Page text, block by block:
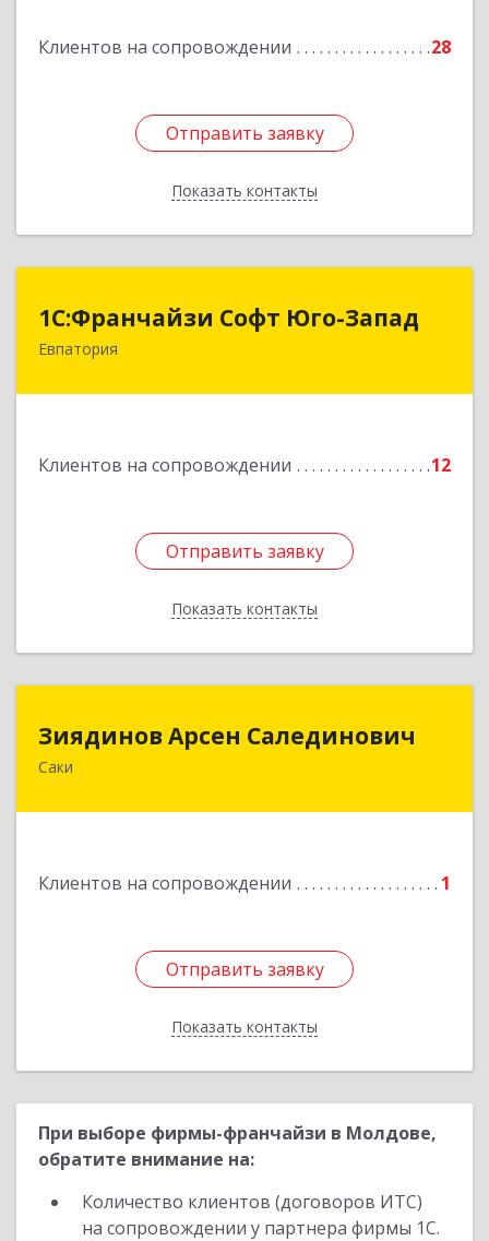
Клиентов на сопровождении 28
Отправить заявку
Показать контакты
Отправить заявку
Назад
1С:Франчайзи Софт Юго-Запад
Евпатория
Клиентов на сопровождении 12
Отправить заявку
Показать контакты
1С:Франчайзи Софт Юго-Запад
297407, Крым Респ, Евпатория г, Победы пр-кт,
Отправить заявку
Назад
Зиядинов Арсен Салединович
Саки
Клиентов на сопровождении 1
Отправить заявку
Показать контакты
Отправить заявку
Назад
При выборе фирмы-франчайзи в Молдове,
обратите внимание на:
Количество клиентов (договоров ИТС)
на сопровождении у партнера фирмы 1С.